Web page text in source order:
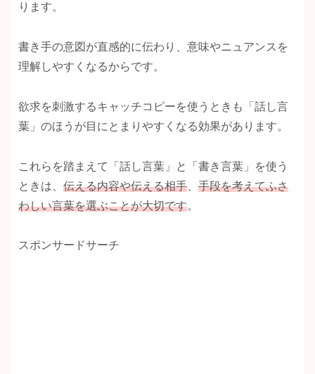
ります。
書き手の意図が直感的に伝わり、意味やニュアンスを
理解しやすくなるからです。
欲求を刺激するキャッチコピーを使うときも「話し言
葉」のほうが目にとまりやすくなる効果があります。
これらを踏まえて「話し言葉」と「書き言葉」を使う
ときは、 伝える内容や伝える相手
手段を考えてふさ
わしい言葉を選ぶことが大切です。
スポンサードサーチ